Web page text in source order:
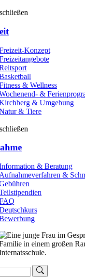
Konzept
& Wellness
&
& Umgebung
& Tiere
& Beratung
Aufnahmeverfahren &